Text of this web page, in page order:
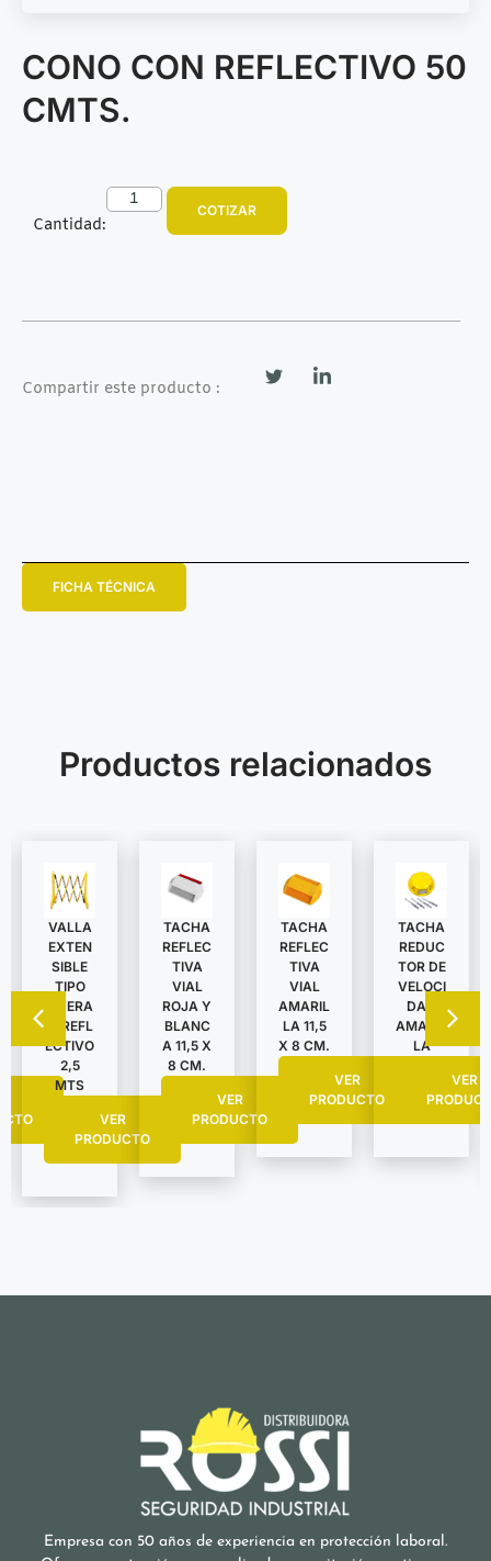
CONO CON REFLECTIVO 50
CMTS.
Cantidad:
COTIZAR
Compartir este producto :
FICHA TÉCNICA
Productos relacionados
VALLA
EXTEN
SIBLE
TIPO
TIJERA
C/REFL
ECTIVO
2,5
MTS
VER
PRODUCTO
TACHA
REFLEC
TIVA
VIAL
ROJA Y
BLANC
A 11,5 X
8 CM.
VER
PRODUCTO
TACHA
REFLEC
TIVA
VIAL
AMARIL
LA 11,5
X 8 CM.
VER
PRODUCTO
TACHA
REDUC
TOR DE
VELOCI
DAD
AMARIL
LA
VER
Empresa con 50 años de experiencia en protección laboral.